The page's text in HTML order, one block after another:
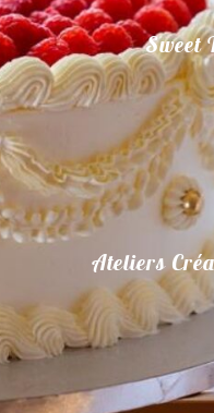
Sweet
Ateliers